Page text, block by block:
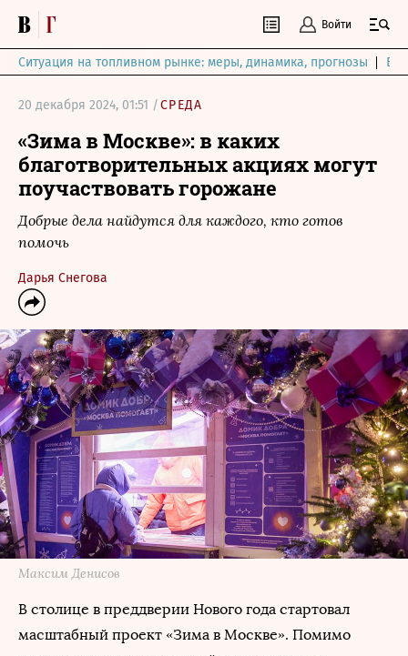
Войти
Ситуация на топливном рынке: меры, динамика, прогнозы
20 декабря 2024, 01:51 /СРЕДА
«Зима в Москве»: в каких
благотворительных акциях могут
поучаствовать горожане
Добрые дела найдутся для каждого, кто готов
помочь
Дарья Снегова
Максим Денисов
В столице в преддверии Нового года стартовал
масштабный проект «Зима в Москве». Помимо